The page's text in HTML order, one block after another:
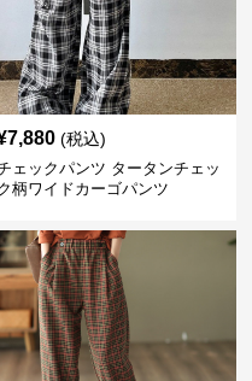
7,880 (税込)
ェックパンツ タータンチェッ
柄ワイドカーゴパンツ